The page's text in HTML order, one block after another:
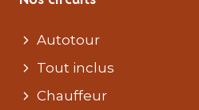
Autotour
Tout inclus
Chauffeur